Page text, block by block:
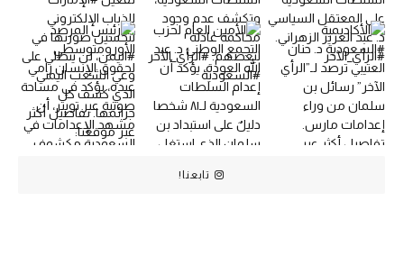
تابعنا!